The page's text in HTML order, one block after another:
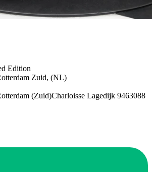
Edition
Zuid, (NL)
(Zuid)Charloisse Lagedijk 9463088